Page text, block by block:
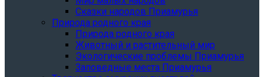
Сказки народов Приамурья
Природа родного края
Природа родного края
Животный и растительный мир
Экологические проблемы Приамурья
Заповедные места Приамурья